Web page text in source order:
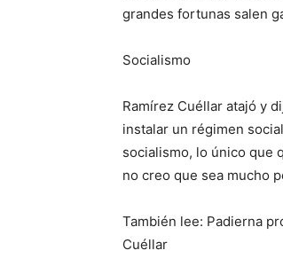
grandes fortunas salen
Socialismo
Ramírez Cuéllar atajó y
instalar un régimen
socialismo, lo único que
no creo que sea mucho
También lee: Padierna
Cuéllar